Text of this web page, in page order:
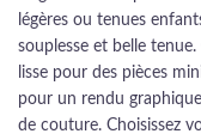
légères ou tenues
souplesse et belle
lisse pour des pièces
pour un rendu
de couture. Choisissez